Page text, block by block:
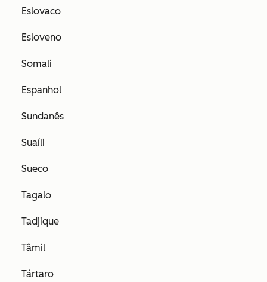
Eslovaco
Esloveno
Somali
Espanhol
Sundanês
Suaíli
Sueco
Tagalo
Tadjique
Tâmil
Tártaro